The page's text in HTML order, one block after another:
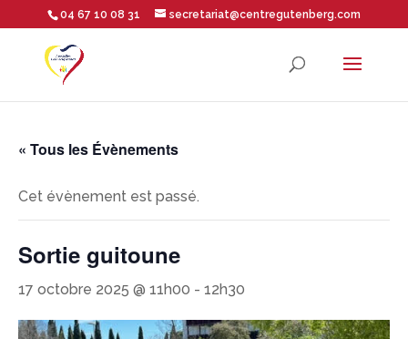
Ouvrir la barre d’outils
04 67 10 08 31 secretariat@centregutenberg.com
« Tous les Évènements
Cet évènement est passé.
Sortie guitoune
17 octobre 2025 @ 11h00 - 12h30